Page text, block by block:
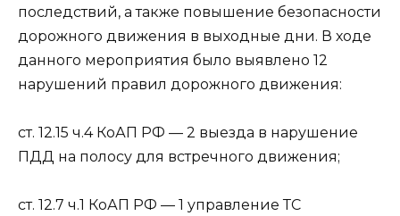
последствий, а также повышение безопасности
дорожного движения в выходные дни. В ходе
данного мероприятия было выявлено 12
нарушений правил дорожного движения:
ст. 12.15 ч.4 КоАП РФ — 2 выезда в нарушение
ПДД на полосу для встречного движения;
ст. 12.7 ч.1 КоАП РФ — 1 управление ТС